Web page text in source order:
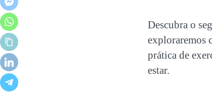
Descubra o
exploraremos
prática de
estar.